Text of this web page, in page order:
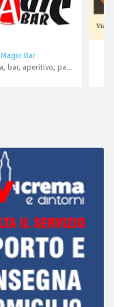
Magic Bar
pub, birreria, bar, aperitivo, paninoteca